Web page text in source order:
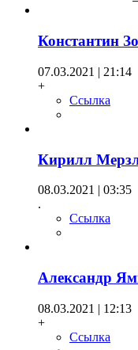
Константин
07.03.2021 | 21:14
+
Ссылка
Кирилл
08.03.2021 | 03:35
.
Ссылка
Александр
08.03.2021 | 12:13
+
Ссылка